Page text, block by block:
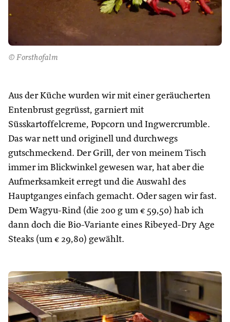
© Forsthofalm
Aus der Küche wurden wir mit einer geräucherten
Entenbrust gegrüsst, garniert mit
Süsskartoffelcreme, Popcorn und Ingwercrumble.
Das war nett und originell und durchwegs
gutschmeckend. Der Grill, der von meinem Tisch
immer im Blickwinkel gewesen war, hat aber die
Aufmerksamkeit erregt und die Auswahl des
Hauptganges einfach gemacht. Oder sagen wir fast.
Dem Wagyu-Rind (die 200 g um € 59,50) hab ich
dann doch die Bio-Variante eines Ribeyed-Dry Age
Steaks (um € 29,80) gewählt.